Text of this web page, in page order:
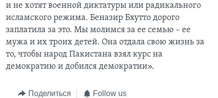
и не хотят военной диктатуры или радикального
исламского режима. Беназир Бхутто дорого
заплатила за это. Мы молимся за ее семью – ее
мужа и их троих детей. Она отдала свою жизнь за
то, чтобы народ Пакистана взял курс на
демократию и добился демократии».
Поделиться Follow us